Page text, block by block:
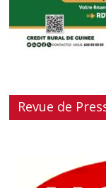
Revue de